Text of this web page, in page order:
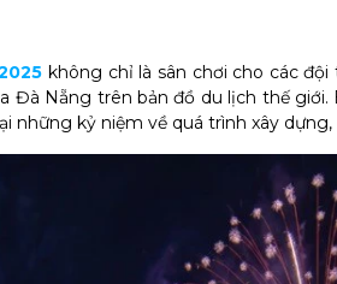
không chỉ là sân chơi cho các
Đà Nẵng trên bản đồ du lịch thế
những kỷ niệm về quá trình xây